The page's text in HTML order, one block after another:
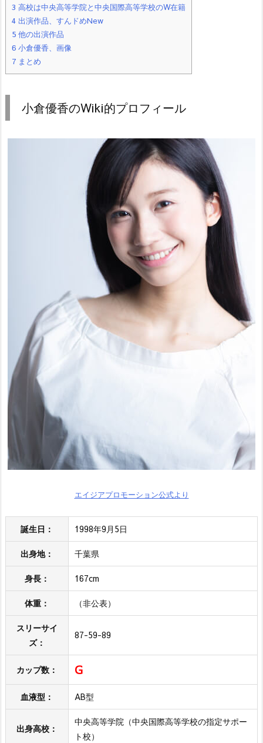
3 高校は中央高等学院と中央国際高等学校のW在籍
4 出演作品、すんドめNew
5 他の出演作品
6 小倉優香、画像
7 まとめ
小倉優香のWiki的プロフィール
エイジアプロモーション公式より
誕生日： 1998年9月5日
出身地： 千葉県
身長： 167cm
体重： （非公表）
スリーサイ
ズ：
87-59-89
カップ数： G
血液型： AB型
出身高校：
中央高等学院（中央国際高等学校の指定サポー
ト校）